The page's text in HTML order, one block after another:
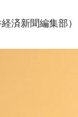
済新聞編集部）